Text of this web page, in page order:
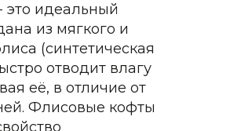
это идеальный
из мягкого и
(синтетическая
отводит влагу
её, в отличие от
Флисовые кофты